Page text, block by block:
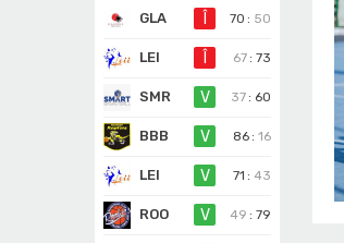
GLA 70 : 50
LEI 67 :73
SMR V 37 : 60
BBB V 86 :16
LEI V 71 :43
ROO V 49 :79